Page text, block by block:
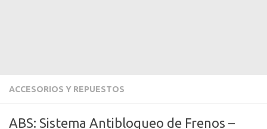
ACCESORIOS Y REPUESTOS
ABS: Sistema Antibloqueo de Frenos –